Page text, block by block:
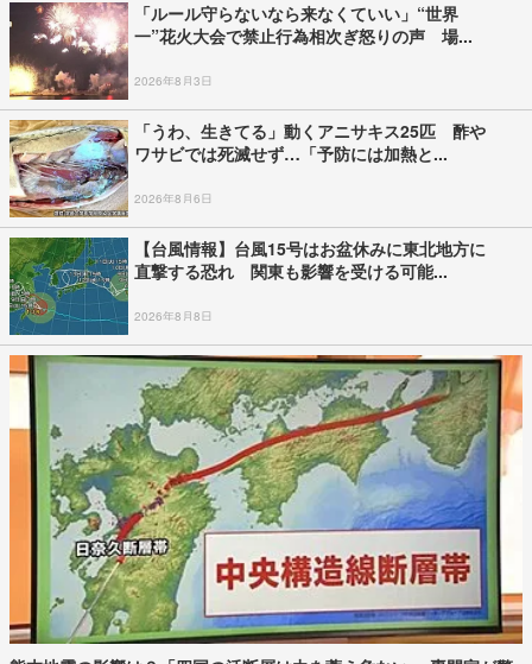
「ルール守らないなら来なくていい」“世界
一”花火大会で禁止行為相次ぎ怒りの声 場...
2026年8月3日
「うわ、生きてる」動くアニサキス25匹 酢や
ワサビでは死滅せず…「予防には加熱と...
2026年8月6日
【台風情報】台風15号はお盆休みに東北地方に
直撃する恐れ 関東も影響を受ける可能...
2026年8月8日